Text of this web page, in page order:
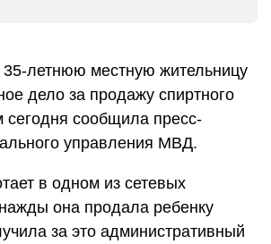
летнюю местную жительницу
дело за продажу спиртного
сегодня сообщила пресс-
управления МВД.
в одном из сетевых
она продала ребенку
за это административный